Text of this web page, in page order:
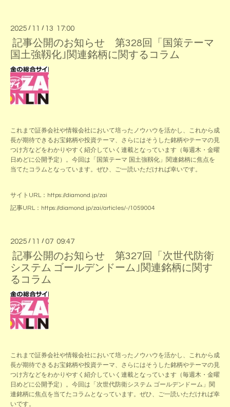
2025 / 11 / 13 17:00
記事公開のお知らせ 第328回「国策テーマ
国土強靱化｣関連銘柄に関するコラム
これまで証券会社や情報会社において培ったノウハウを活かし、これから成
長が期待できるお宝銘柄や投資テーマ、さらにはそうした銘柄やテーマの見
つけ方などをわかりやすく紹介していく連載となっています（毎週木・金曜
日めどに公開予定）。今回は「国策テーマ 国土強靱化」関連銘柄に焦点を
当てたコラムとなっています。ぜひ、ご一読いただければ幸いです。
サイトURL： https://diamond.jp/zai
記事URL： https://diamond.jp/zai/articles/-/1059004
2025 / 11 / 07 09:47
記事公開のお知らせ 第327回「次世代防衛
システム ゴールデンドーム｣関連銘柄に関す
るコラム
これまで証券会社や情報会社において培ったノウハウを活かし、これから成
長が期待できるお宝銘柄や投資テーマ、さらにはそうした銘柄やテーマの見
つけ方などをわかりやすく紹介していく連載となっています（毎週木・金曜
日めどに公開予定）。今回は「次世代防衛システム ゴールデンドーム」関
連銘柄に焦点を当てたコラムとなっています。ぜひ、ご一読いただければ幸
いです。